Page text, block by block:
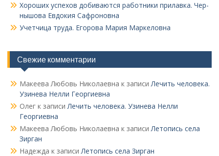
Хороших успехов добиваются работники прилавка. Чер­
нышова Евдокия Сафроновна
Учетчица труда. Его­рова Мария Маркеловна
Свежие комментарии
Макеева Любовь Николаевна к записиЛечить человека.
Узинева Нелли Георгиевна
Олег к записиЛечить человека. Узинева Нелли
Георгиевна
Макеева Любовь Николаевна к записиЛетопись села
Зирган
Надежда к записиЛетопись села Зирган